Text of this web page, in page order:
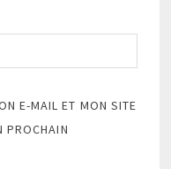
E-MAIL ET MON SITE
PROCHAIN